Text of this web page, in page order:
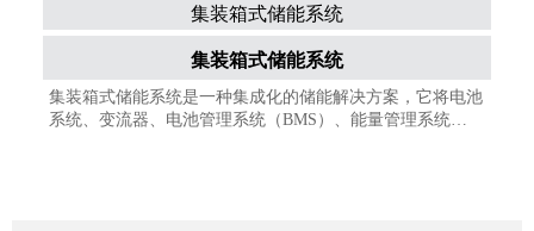
集装箱式储能系统
集装箱式储能系统
集装箱式储能系统是一种集成化的储能解决方案，它将电池
系统、变流器、电池管理系统（BMS）、能量管理系统